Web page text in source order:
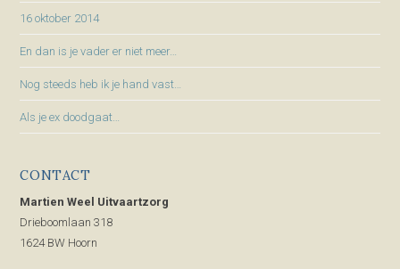
16 oktober 2014
En dan is je vader er niet meer…
Nog steeds heb ik je hand vast…
Als je ex doodgaat…
CONTACT
Martien Weel Uitvaartzorg
Drieboomlaan 318
1624 BW Hoorn